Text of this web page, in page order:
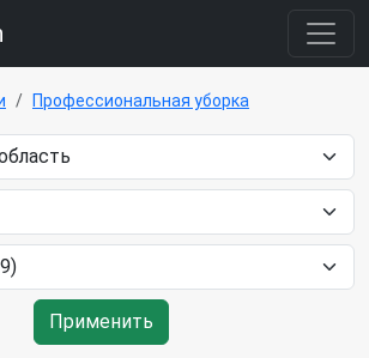
Профессиональная уборка
Применить